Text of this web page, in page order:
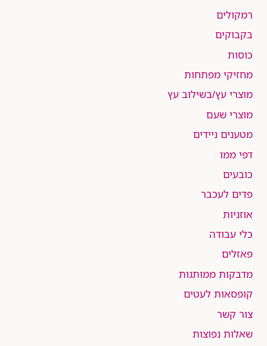
רמקולים
בקבוקים
כוסות
מחזיקי מפתחות
מוצרי עץ/בשילוב עץ
מוצרי שעם
מטענים ניידים
דפי ממו
כובעים
פדים לעכבר
אוזניות
כלי עבודה
פאזלים
מדבקות ממותגות
קופסאות לעטים
צור קשר
שאלות נפוצות